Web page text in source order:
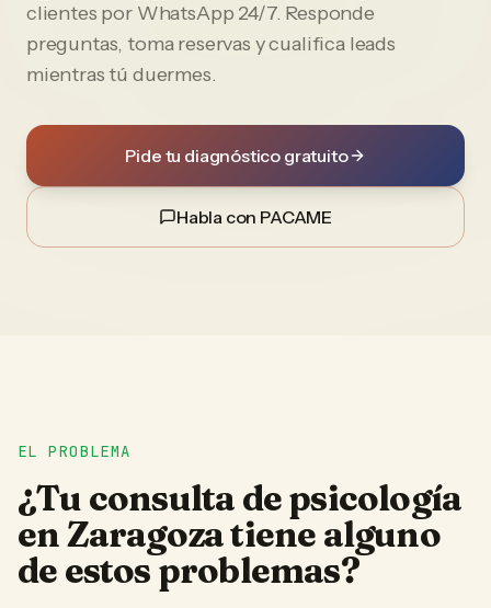
clientes por WhatsApp 24/7. Responde
preguntas, toma reservas y cualifica leads
mientras tú duermes.
Pide tu diagnóstico gratuito
Habla con PACAME
EL PROBLEMA
¿Tu consulta de psicología
enZaragozatiene alguno
de estos problemas?